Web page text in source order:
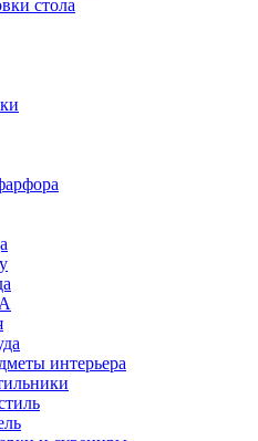
стола
интерьера